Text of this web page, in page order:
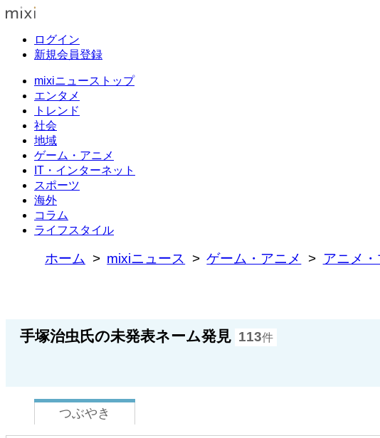
ログイン
新規会員登録
mixiニューストップ
エンタメ
トレンド
社会
地域
ゲーム・アニメ
IT・インターネット
スポーツ
海外
コラム
ライフスタイル
ホーム mixiニュース ゲーム・アニメ アニメ
手塚治虫氏の未発表ネーム発見 113件
つぶやき